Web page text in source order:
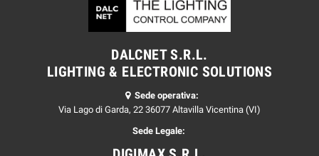
DALCNET S.R.L.
LIGHTING & ELECTRONIC SOLUTIONS
Sede operativa:
Via Lago di Garda, 22 36077 Altavilla Vicentina (VI)
Sede Legale: